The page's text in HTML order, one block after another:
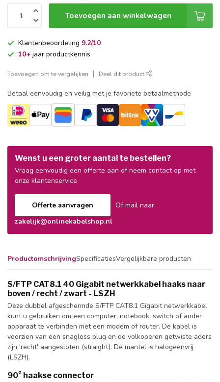
Toevoegen aan winkelwagen
Klantenbeoordeling 9.2/10
10+ jaar productkennis
Toevoegen om te vergelijken Deel dit product
Betaal eenvoudig en veilig met je favoriete betaalmethode
Wenst u een groter aantal te bestellen?
Vraag eenvoudig een offerte aan of neem contact op met
onze klantenservice
Offerte aanvragen
Of mail naar
zakelijk@onlinekabelshop.nl
ProductomschrijvingSpecificatiesVergelijkbare producten
S/FTP CAT8.1 40 Gigabit netwerkkabel haaks naar
boven / recht / zwart - LSZH
Deze dubbel afgeschermde S/FTP CAT8.1 Gigabit netwerkkabel
kunt u gebruiken om een computer, notebook, switch of ander
apparaat te verbinden met een modem of router. De kabel is
voorzien van een snagless plug en de volkoperen getwiste aders
zijn 'recht' aangesloten (straight). De mantel is halogeenvrij
(LSZH).
90° haakse connector